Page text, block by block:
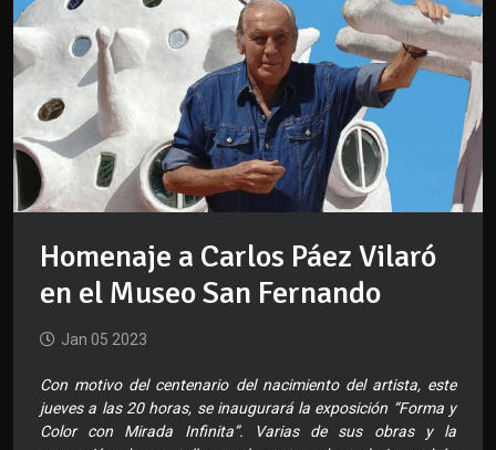
Homenaje a Carlos Páez Vilaró
en el Museo San Fernando
Jan 05 2023
Con motivo del centenario del nacimiento del artista, este
jueves a las 20 horas, se inaugurará la exposición “Forma y
Color con Mirada Infinita”. Varias de sus obras y la